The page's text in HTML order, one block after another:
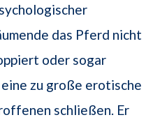
das Pferd nicht
oder sogar
zu große erotische
schließen. Er